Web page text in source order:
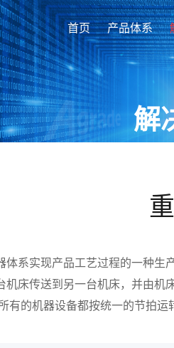
首页 产品体系
解
体系实现产品工艺过程的一种
机床传送到另一台机床，并由
有的机器设备都按统一的节拍运